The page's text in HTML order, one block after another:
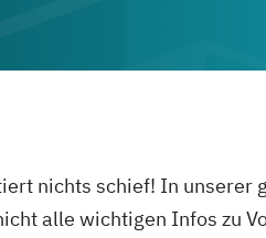
nichts schief! In unserer
alle wichtigen Infos zu